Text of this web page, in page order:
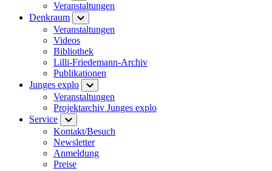
Veranstaltungen
Denkraum
Veranstaltungen
Videos
Bibliothek
Lilli-Friedemann-Archiv
Publikationen
Junges explo
Veranstaltungen
Projektarchiv Junges explo
Service
Kontakt/Besuch
Newsletter
Anmeldung
Preise